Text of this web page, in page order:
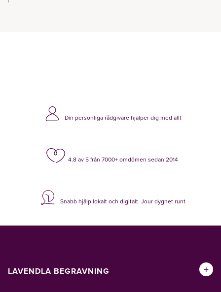
Din personliga rådgivare hjälper dig med allt
4.8 av 5 från 7000+ omdömen sedan 2014
Snabb hjälp lokalt och digitalt. Jour dygnet runt
LAVENDLA BEGRAVNING +